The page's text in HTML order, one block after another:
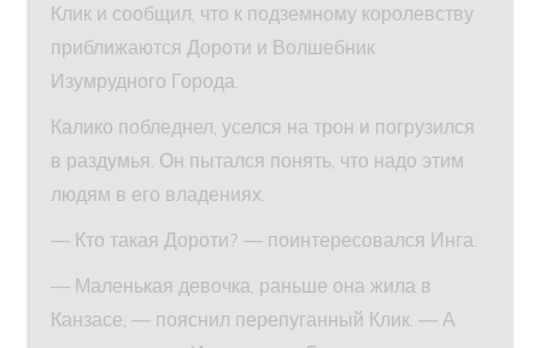
Клик и сообщил, что к подземному королевству
приближаются Дороти и Волшебник
Изумрудного Города.
Калико побледнел, уселся на трон и погрузился
в раздумья. Он пытался понять, что надо этим
людям в его владениях.
— Кто такая Дороти? — поинтересовался Инга.
— Маленькая девочка, раньше она жила в
Канзасе, — пояснил перепуганный Клик. — А